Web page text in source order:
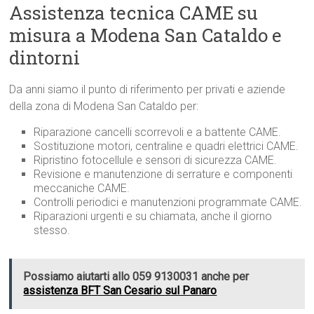
Assistenza tecnica CAME su
misura a Modena San Cataldo e
dintorni
Da anni siamo il punto di riferimento per privati e aziende
della zona di Modena San Cataldo per:
Riparazione cancelli scorrevoli e a battente CAME.
Sostituzione motori, centraline e quadri elettrici CAME.
Ripristino fotocellule e sensori di sicurezza CAME.
Revisione e manutenzione di serrature e componenti
meccaniche CAME.
Controlli periodici e manutenzioni programmate CAME.
Riparazioni urgenti e su chiamata, anche il giorno
stesso.
Possiamo aiutarti allo 059 9130031 anche per
assistenza BFT San Cesario sul Panaro